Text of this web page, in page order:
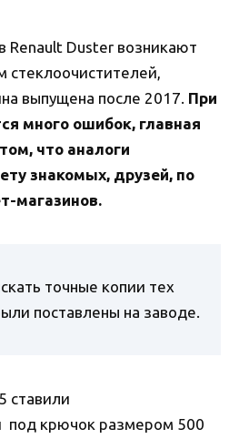
Renault Duster возникают
стеклоочистителей,
выпущена после 2017. При
много ошибок, главная
что аналоги
знакомых, друзей, по
магазинов.
точные копии тех
поставлены на заводе.
ставили
под крючок размером 500